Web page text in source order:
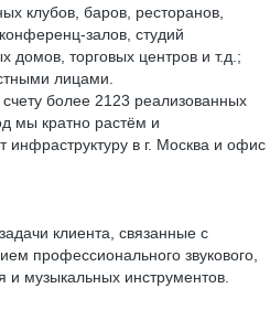
клубов, баров, ресторанов,
залов, студий
домов, торговых центров и т.д.;
лицами.
более 2123 реализованных
мы кратно растём и
в г. Москва и офис
клиента, связанные с
профессионального звукового,
и музыкальных инструментов.